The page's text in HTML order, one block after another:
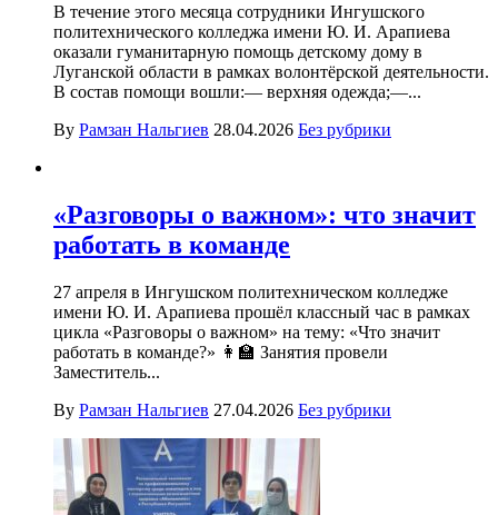
В течение этого месяца сотрудники Ингушского
политехнического колледжа имени Ю. И. Арапиева
оказали гуманитарную помощь детскому дому в
Луганской области в рамках волонтёрской деятельности.
В состав помощи вошли:— верхняя одежда;—...
By Рамзан Нальгиев 28.04.2026 Без рубрики
«Разговоры о важном»: что значит
работать в команде
27 апреля в Ингушском политехническом колледже
имени Ю. И. Арапиева прошёл классный час в рамках
цикла «Разговоры о важном» на тему: «Что значит
работать в команде?» 👩‍🏫 Занятия провели
Заместитель...
By Рамзан Нальгиев 27.04.2026 Без рубрики